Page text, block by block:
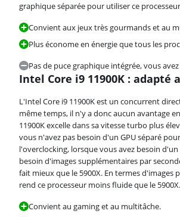
graphique séparée pour utiliser ce
Convient aux jeux très gourmands et au
Plus économe en énergie que tous les
Pas de puce graphique intégrée, vous
Intel Core i9 11900K :
L'Intel Core i9 11900K est un concurrent
même temps, il n'y a donc aucun avantage
11900K excelle dans sa vitesse turbo plus
vous n'avez pas besoin d'un GPU séparé
l'overclocking, lorsque vous avez besoin
besoin d'images supplémentaires par
fait mieux que le 5900X. En termes d'images
rend ce processeur moins fluide que le 5900X.
Convient au gaming et au multitâche.
La note est de 8,5 sur 10, basée sur 1 avis.